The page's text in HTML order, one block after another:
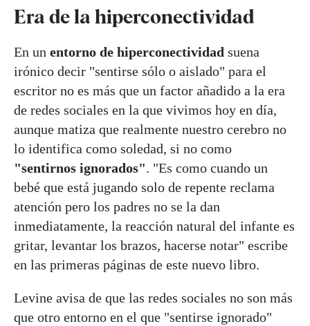
Era de la hiperconectividad
En un entorno de hiperconectividad suena
irónico decir "sentirse sólo o aislado" para el
escritor no es más que un factor añadido a la era
de redes sociales en la que vivimos hoy en día,
aunque matiza que realmente nuestro cerebro no
lo identifica como soledad, si no como
"sentirnos ignorados". "Es como cuando un
bebé que está jugando solo de repente reclama
atención pero los padres no se la dan
inmediatamente, la reacción natural del infante es
gritar, levantar los brazos, hacerse notar" escribe
en las primeras páginas de este nuevo libro.
Levine avisa de que las redes sociales no son más
que otro entorno en el que "sentirse ignorado"